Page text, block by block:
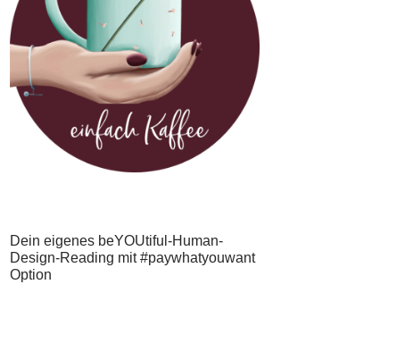
Dein eigenes beYOUtiful-Human-
Design-Reading mit #paywhatyouwant
Option